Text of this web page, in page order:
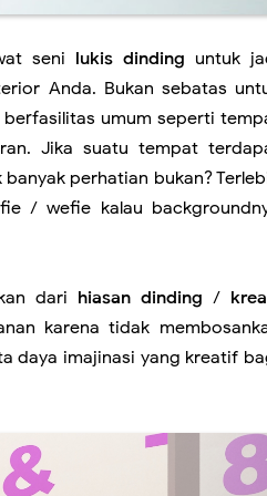
Tanpa Mahal
Terbaik
Ruangan
seni lukis dinding untuk
Anda. Bukan sebatas
umum seperti
Jika suatu tempat
perhatian bukan?
/ wefie kalau
dari hiasan dinding /
karena tidak
daya imajinasi yang kreatif